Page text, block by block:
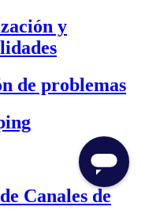
y
de problemas
Canales de